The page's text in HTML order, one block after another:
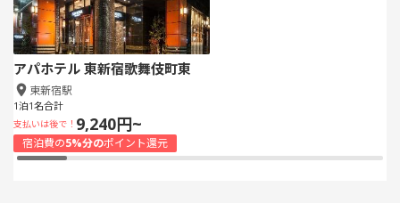
アパホテル 東新宿歌舞伎町東
東新宿駅
1泊1名合計
支払いは後で！ 9,240円~
宿泊費の5%分のポイント還元